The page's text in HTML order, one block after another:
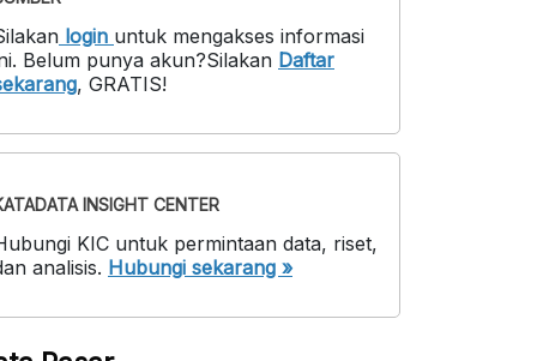
login untuk mengakses informasi
. Belum punya akun?Silakan Daftar
, GRATIS!
INSIGHT CENTER
KIC untuk permintaan data, riset,
analisis. Hubungi sekarang »